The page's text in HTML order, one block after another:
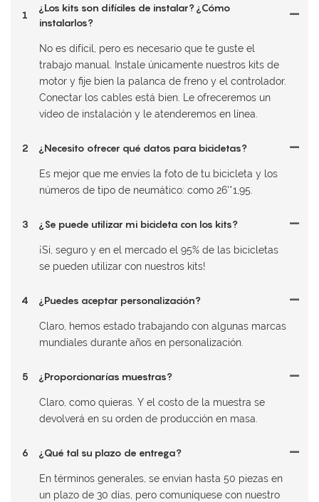
1
¿Los kits son difíciles de instalar? ¿Cómo
instalarlos?
No es difícil, pero es necesario que te guste el
trabajo manual. Instale únicamente nuestros kits de
motor y fije bien la palanca de freno y el controlador.
Conectar los cables está bien. Le ofreceremos un
vídeo de instalación y le atenderemos en línea.
2 ¿Necesito ofrecer qué datos para bicicletas?
Es mejor que me envíes la foto de tu bicicleta y los
números de tipo de neumático: como 26'*1,95.
3 ¿Se puede utilizar mi bicicleta con los kits?
¡Sí, seguro y en el mercado el 95% de las bicicletas
se pueden utilizar con nuestros kits!
4 ¿Puedes aceptar personalización?
Claro, hemos estado trabajando con algunas marcas
mundiales durante años en personalización.
5 ¿Proporcionarías muestras?
Claro, como quieras. Y el costo de la muestra se
devolverá en su orden de producción en masa.
6 ¿Qué tal su plazo de entrega?
En términos generales, se envían hasta 50 piezas en
un plazo de 30 días, pero comuníquese con nuestro